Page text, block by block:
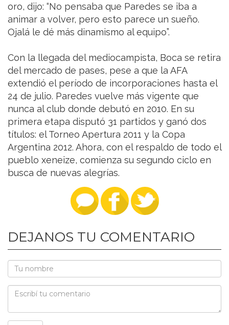
oro, dijo: “No pensaba que Paredes se iba a
animar a volver, pero esto parece un sueño.
Ojalá le dé más dinamismo al equipo”.
Con la llegada del mediocampista, Boca se retira
del mercado de pases, pese a que la AFA
extendió el período de incorporaciones hasta el
24 de julio. Paredes vuelve más vigente que
nunca al club donde debutó en 2010. En su
primera etapa disputó 31 partidos y ganó dos
títulos: el Torneo Apertura 2011 y la Copa
Argentina 2012. Ahora, con el respaldo de todo el
pueblo xeneize, comienza su segundo ciclo en
busca de nuevas alegrías.
DEJANOS TU COMENTARIO